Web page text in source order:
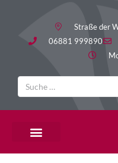
Straße der
06881 999890